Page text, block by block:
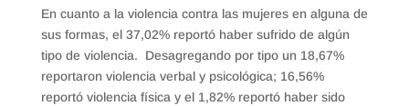
En cuanto a la violencia contra las mujeres en alguna de
sus formas, el 37,02% reportó haber sufrido de algún
tipo de violencia. Desagregando por tipo un 18,67%
reportaron violencia verbal y psicológica; 16,56%
reportó violencia física y el 1,82% reportó haber sido